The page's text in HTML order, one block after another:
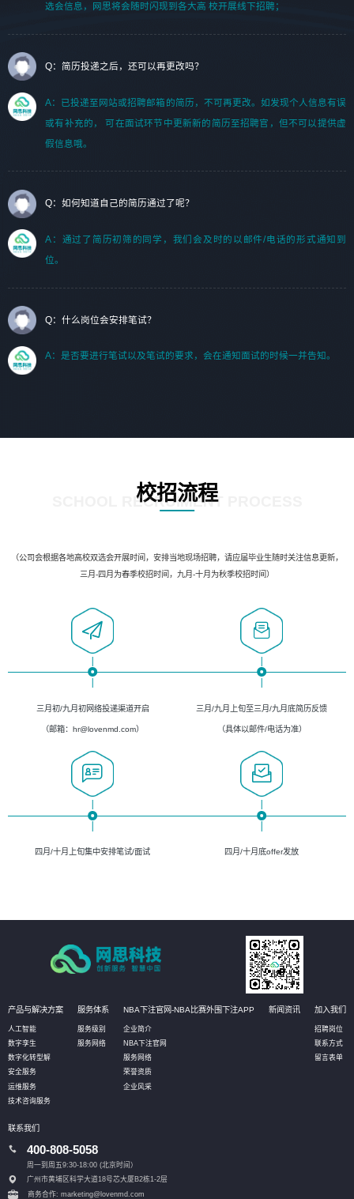
选会信息，网思将会随时闪现到各大高 校开展线下招聘；
Q：简历投递之后，还可以再更改吗？
A：已投递至网站或招聘邮箱的简历，不可再更改。如发现个人信息有误
或有补充的， 可在面试环节中更新新的简历至招聘官，但不可以提供虚
假信息哦。
Q：如何知道自己的简历通过了呢？
A：通过了简历初筛的同学，我们会及时的以邮件/电话的形式通知到
位。
Q：什么岗位会安排笔试？
A：是否要进行笔试以及笔试的要求，会在通知面试的时候一并告知。
校招流程
SCHOOL RECRUIMENT PROCESS
（公司会根据各地高校双选会开展时间，安排当地现场招聘，请应届毕业生随时关注信息更新，
三月-四月为春季校招时间，九月-十月为秋季校招时间）
三月初/九月初网络投递渠道开启
（邮箱：hr@lovenmd.com）
三月/九月上旬至三月/九月底简历反馈
（具体以邮件/电话为准）
四月/十月上旬集中安排笔试/面试 四月/十月底offer发放
产品与解决方案
人工智能
数字孪生
数字化转型解
安全服务
运维服务
技术咨询服务
服务体系
服务级别
服务网络
NBA下注官网-NBA比赛外围下注APP
企业简介
NBA下注官网
服务网络
荣誉资质
企业风采
新闻资讯 加入我们
招聘岗位
联系方式
留言表单
联系我们
400-808-5058
周一到周五9:30-18:00 (北京时间）
广州市黄埔区科学大道18号芯大厦B2栋1-2层
商务合作: marketing@lovenmd.com